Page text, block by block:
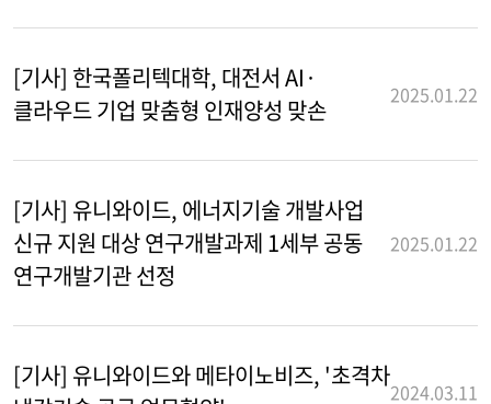
[기사] 한국폴리텍대학, 대전서 AI·
클라우드 기업 맞춤형 인재양성 맞손
2025.01.22
[기사] 유니와이드, 에너지기술 개발사업
신규 지원 대상 연구개발과제 1세부 공동
연구개발기관 선정
2025.01.22
[기사] 유니와이드와 메타이노비즈, '초격차
2024.03.11